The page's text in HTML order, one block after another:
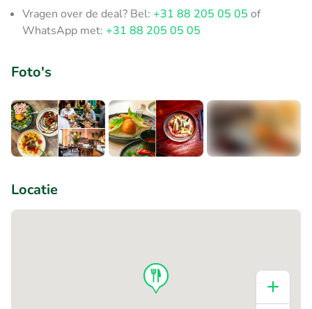
Vragen over de deal? Bel: +31 88 205 05 05 of
WhatsApp met: +31 88 205 05 05
Foto's
Locatie